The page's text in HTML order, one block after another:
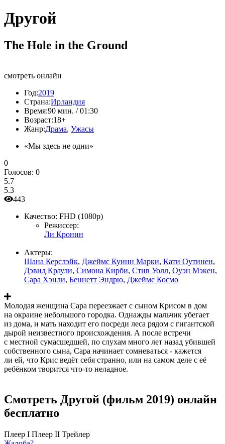
Другой
The Hole in the Ground
смотреть онлайн
Год:2019
Страна:Ирландия
Время:90 мин. / 01:30
Возраст:18+
Жанр:Драма, Ужасы
«Мы здесь не одни»
0
Голосов: 0
5.7
5.3
443
Качество: FHD (1080p)
Режиссер:
Ли Кронин
Актеры:
Шана Керслэйк, Джеймс Куинн Марки, Кати Оутинен,
Дэвид Краули, Симона Кирби, Стив Уолл, Оуэн Мэкен,
Сара Хэнли, Беннетт Эндрю, Джеймс Космо
Молодая женщина Сара переезжает с сыном Крисом в дом
на окраине небольшого городка. Однажды мальчик убегает
из дома, и мать находит его посреди леса рядом с гигантской
дырой неизвестного происхождения. А после встречи
с местной сумасшедшей, по слухам много лет назад убившей
собственного сына, Сара начинает сомневаться - кажется
ли ей, что Крис ведёт себя странно, или на самом деле с её
ребёнком творится что-то неладное.
Смотреть Другой (фильм 2019) онлайн
бесплатно
Плеер I Плеер II Трейлер